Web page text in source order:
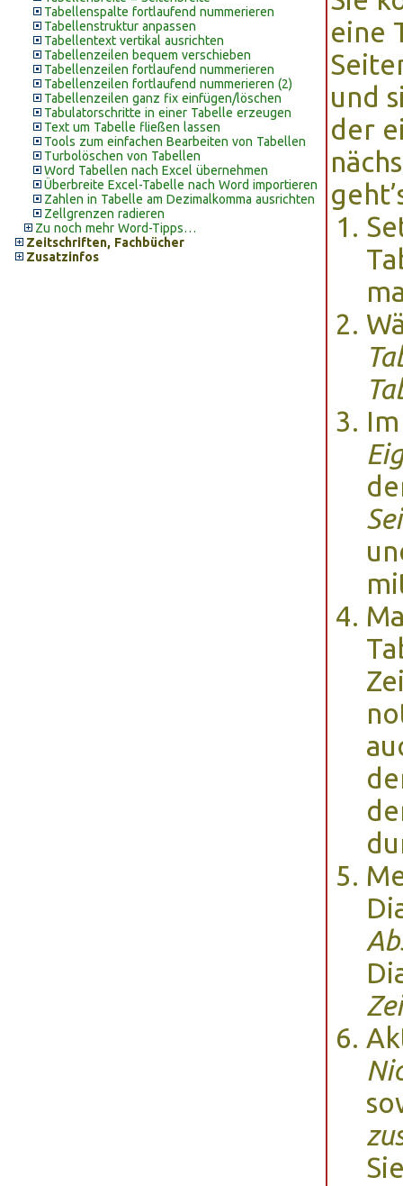
Tabellenspalte fortlaufend nummerieren
Tabellenstruktur anpassen
Tabellentext vertikal ausrichten
Tabellenzeilen bequem verschieben
Tabellenzeilen fortlaufend nummerieren
Tabellenzeilen fortlaufend nummerieren (2)
Tabellenzeilen ganz fix einfügen/löschen
Tabulatorschritte in einer Tabelle erzeugen
Text um Tabelle fließen lassen
Tools zum einfachen Bearbeiten von Tabellen
Turbolöschen von Tabellen
Word Tabellen nach Excel übernehmen
Überbreite Excel-Tabelle nach Word importieren
Zahlen in Tabelle am Dezimalkomma ausrichten
Zellgrenzen radieren
Zu noch mehr Word-Tipps…
Zeitschriften, Fachbücher
Zusatzinfos
eine
und
der